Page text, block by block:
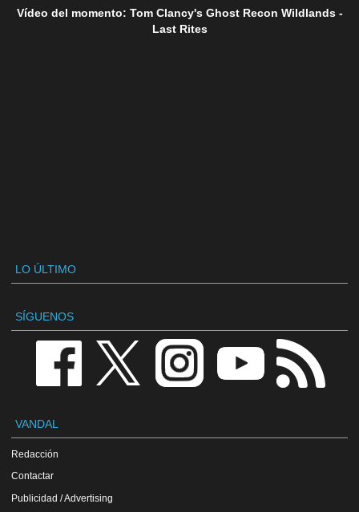
Vídeo del momento: Tom Clancy's Ghost Recon Wildlands -
Last Rites
LO ÚLTIMO
SÍGUENOS
VANDAL
Redacción
Contactar
Publicidad / Advertising